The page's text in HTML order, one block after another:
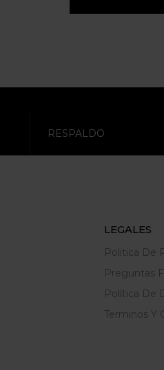
RESPALDO
LEGALES
Politica De
Preguntas
Política De
Terminos Y